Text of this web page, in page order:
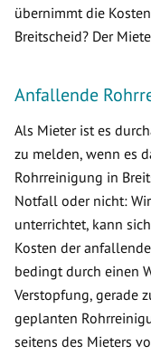
übernimmt die
Breitscheid? Der
Anfallende
Als Mieter ist es
zu melden, wenn es
Rohrreinigung in
Notfall oder nicht:
unterrichtet, kann
Kosten der
bedingt durch einen
Verstopfung, gerade
geplanten
seitens des Mieters